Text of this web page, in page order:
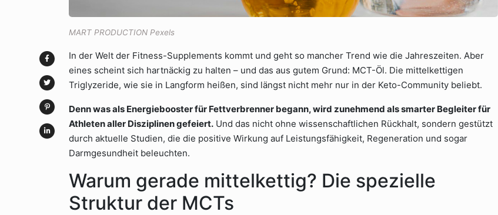
MART PRODUCTION Pexels
In der Welt der Fitness-Supplements kommt und geht so mancher Trend wie die Jahreszeiten. Aber
eines scheint sich hartnäckig zu halten – und das aus gutem Grund: MCT-Öl. Die mittelkettigen
Triglyzeride, wie sie in Langform heißen, sind längst nicht mehr nur in der Keto-Community beliebt.
Denn was als Energiebooster für Fettverbrenner begann, wird zunehmend als smarter Begleiter für
Athleten aller Disziplinen gefeiert. Und das nicht ohne wissenschaftlichen Rückhalt, sondern gestützt
durch aktuelle Studien, die die positive Wirkung auf Leistungsfähigkeit, Regeneration und sogar
Darmgesundheit beleuchten.
Warum gerade mittelkettig? Die spezielle
Struktur der MCTs